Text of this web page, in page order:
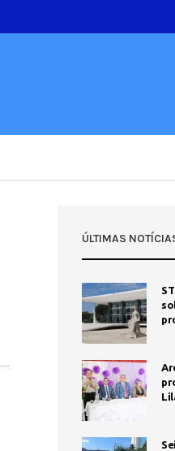
ÚLTIMAS